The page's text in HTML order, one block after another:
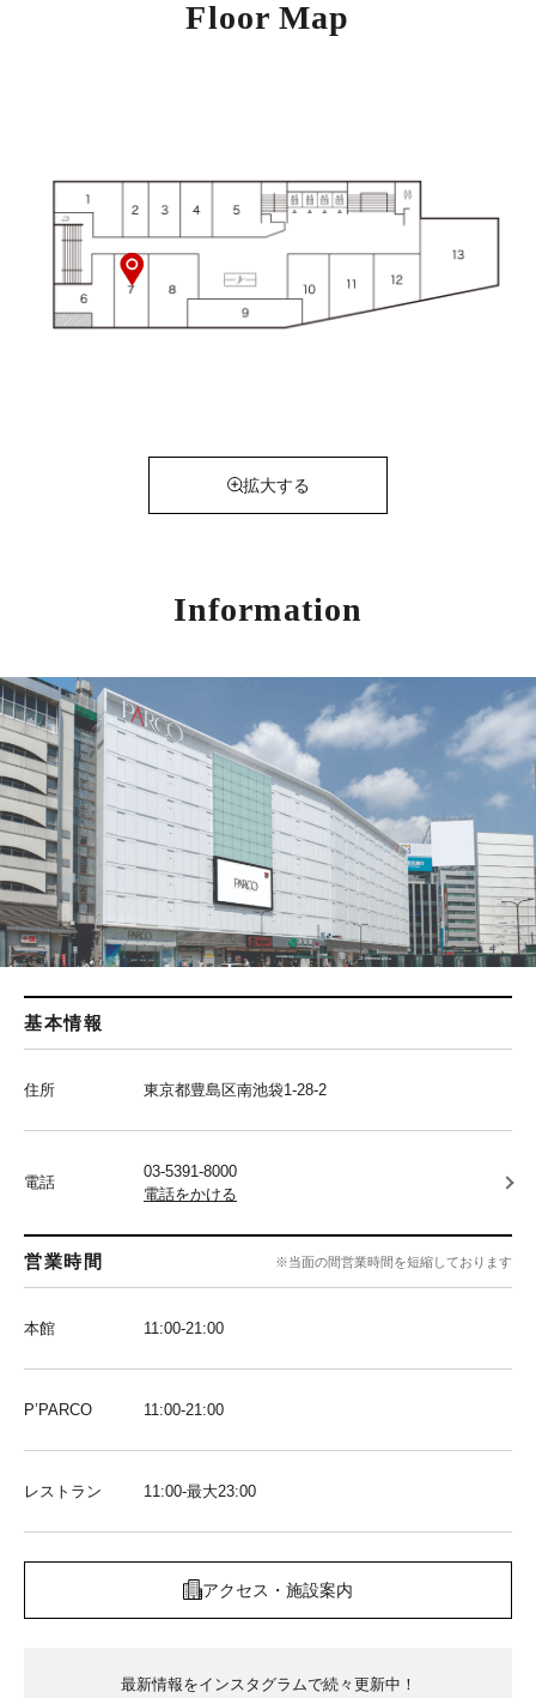
Floor Map
拡大する
Information
基本情報
住所 東京都豊島区南池袋1-28-2
電話
03-5391-8000
電話をかける
営業時間 ※当面の間営業時間を短縮しております
本館 11:00-21:00
P’PARCO 11:00-21:00
レストラン 11:00-最大23:00
アクセス・施設案内
最新情報をインスタグラムで続々更新中！